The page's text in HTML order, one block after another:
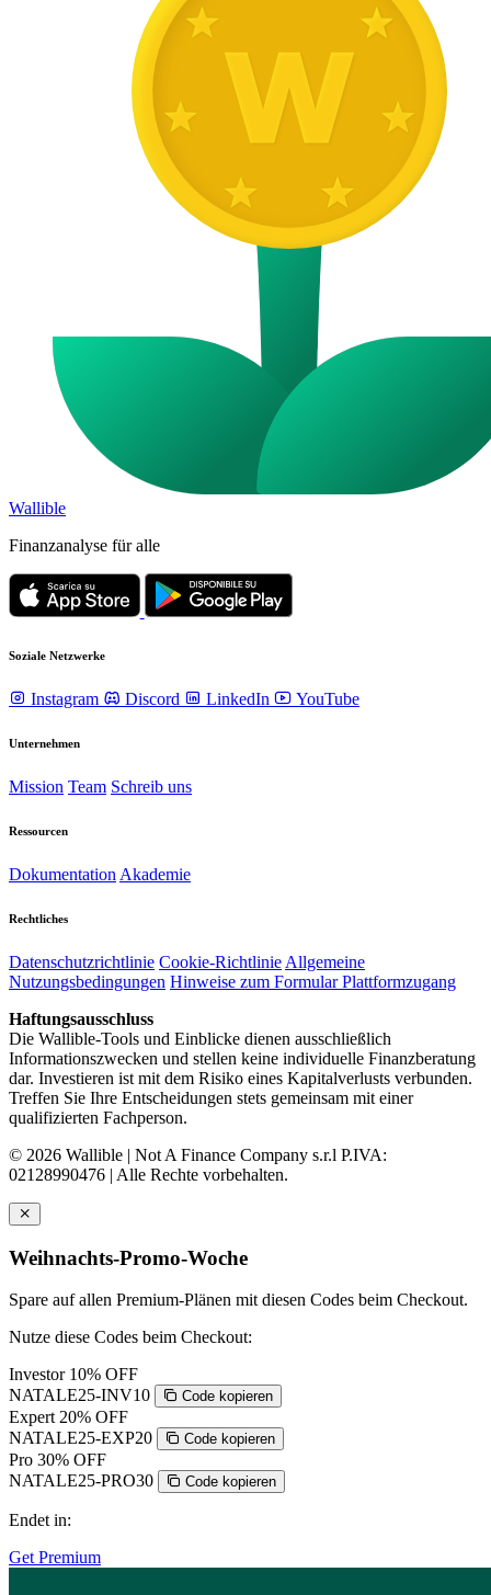
Wallible
Finanzanalyse für alle
Soziale Netzwerke
Instagram Discord LinkedIn YouTube
Unternehmen
Mission Team Schreib uns
Ressourcen
Dokumentation Akademie
Rechtliches
Datenschutzrichtlinie Cookie-Richtlinie Allgemeine
Nutzungsbedingungen Hinweise zum Formular Plattformzugang
Haftungsausschluss
Die Wallible-Tools und Einblicke dienen ausschließlich
Informationszwecken und stellen keine individuelle Finanzberatung
dar. Investieren ist mit dem Risiko eines Kapitalverlusts verbunden.
Treffen Sie Ihre Entscheidungen stets gemeinsam mit einer
qualifizierten Fachperson.
© 2026 Wallible | Not A Finance Company s.r.l P.IVA:
02128990476 | Alle Rechte vorbehalten.
Weihnachts-Promo-Woche
Spare auf allen Premium-Plänen mit diesen Codes beim Checkout.
Nutze diese Codes beim Checkout:
Investor 10% OFF
NATALE25-INV10
Code kopieren
Expert 20% OFF
NATALE25-EXP20
Code kopieren
Pro 30% OFF
NATALE25-PRO30
Code kopieren
Endet in:
Get Premium